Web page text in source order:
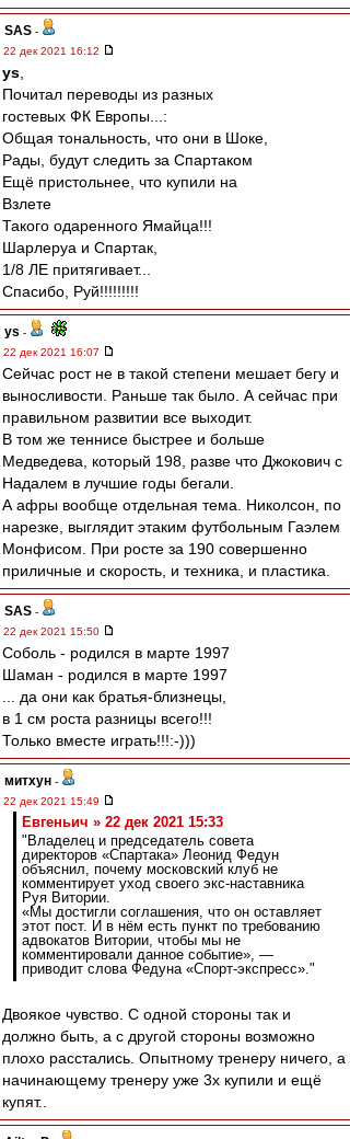
SAS -
22 дек 2021 16:12
ys
Почитал переводы из разных
гостевых ФК Европы...:
Общая тональность, что они в Шоке,
Рады, будут следить за Спартаком
Ещё пристольнее, что купили на
Взлете
Такого одаренного Ямайца!!!
Шарлеруа и Спартак,
1/8 ЛЕ притягивает...
Спасибо, Руй!!!!!!!!!
ys -
22 дек 2021 16:07
Сейчас рост не в такой степени мешает бегу и
выносливости. Раньше так было. А сейчас при
правильном развитии все выходит.
В том же теннисе быстрее и больше
Медведева, который 198, разве что Джокович с
Надалем в лучшие годы бегали.
А афры вообще отдельная тема. Николсон, по
нарезке, выглядит этаким футбольным Гаэлем
Монфисом. При росте за 190 совершенно
приличные и скорость, и техника, и пластика.
SAS -
22 дек 2021 15:50
Соболь - родился в марте 1997
Шаман - родился в марте 1997
... да они как братья-близнецы,
в 1 см роста разницы всего!!!
Только вместе играть!!!:-)))
митхун -
22 дек 2021 15:49
Евгеньич » 22 дек 2021 15:33
"Владелец и председатель совета
директоров «Спартака» Леонид Федун
объяснил, почему московский клуб не
комментирует уход своего экс-наставника
Руя Витории.
«Мы достигли соглашения, что он оставляет
этот пост. И в нём есть пункт по требованию
адвокатов Витории, чтобы мы не
комментировали данное событие», —
приводит слова Федуна «Спорт-экспресс»."
Двоякое чувство. С одной стороны так и
должно быть, а с другой стороны возможно
плохо расстались. Опытному тренеру ничего, а
начинающему тренеру уже 3х купили и ещё
купят..